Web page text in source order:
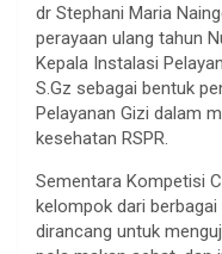
dr Stephani Maria
perayaan ulang tahun
Kepala Instalasi
S.Gz sebagai bentuk
Pelayanan Gizi dalam
kesehatan RSPR.
Sementara Kompetisi
kelompok dari berbagai
dirancang untuk